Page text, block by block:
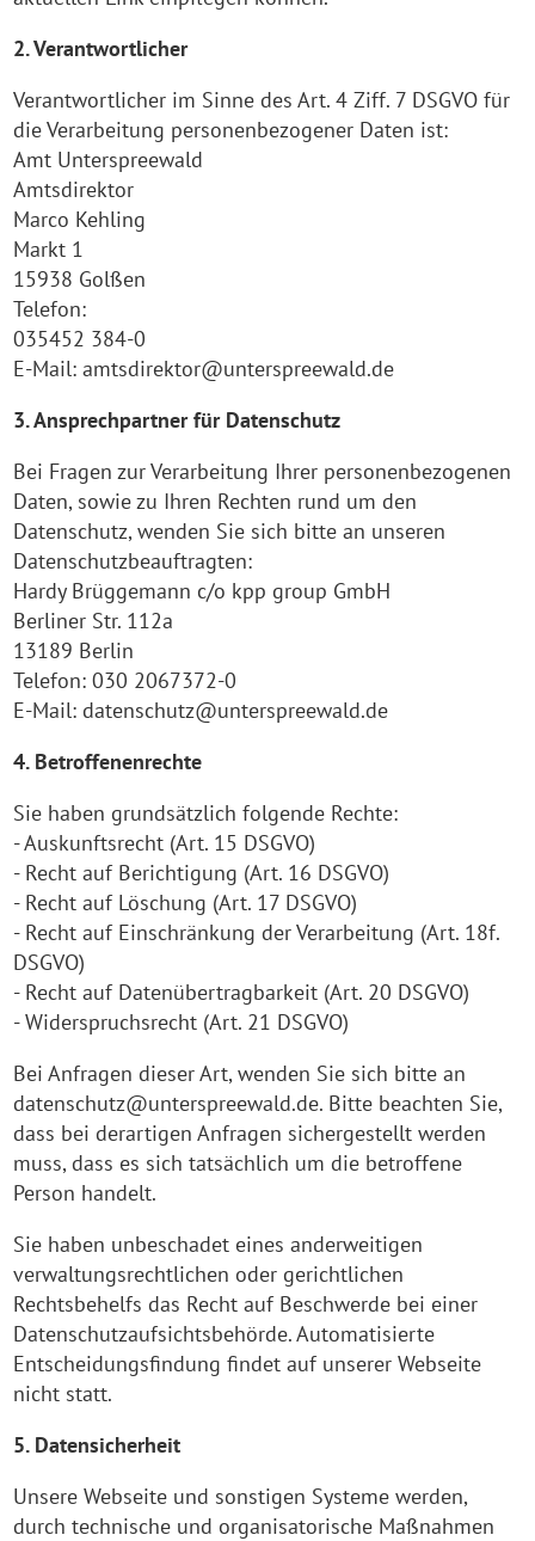
2. Verantwortlicher
Verantwortlicher im Sinne des Art. 4 Ziff. 7 DSGVO für
die Verarbeitung personenbezogener Daten ist:
Amt Unterspreewald
Amtsdirektor
Marco Kehling
Markt 1
15938 Golßen
Telefon:
035452 384-0
E-Mail: amtsdirektor@unterspreewald.de
3. Ansprechpartner für Datenschutz
Bei Fragen zur Verarbeitung Ihrer personenbezogenen
Daten, sowie zu Ihren Rechten rund um den
Datenschutz, wenden Sie sich bitte an unseren
Datenschutzbeauftragten:
Hardy Brüggemann c/o kpp group GmbH
Berliner Str. 112a
13189 Berlin
Telefon: 030 2067372-0
E-Mail: datenschutz@unterspreewald.de
4. Betroffenenrechte
Sie haben grundsätzlich folgende Rechte:
- Auskunftsrecht (Art. 15 DSGVO)
- Recht auf Berichtigung (Art. 16 DSGVO)
- Recht auf Löschung (Art. 17 DSGVO)
- Recht auf Einschränkung der Verarbeitung (Art. 18f.
DSGVO)
- Recht auf Datenübertragbarkeit (Art. 20 DSGVO)
- Widerspruchsrecht (Art. 21 DSGVO)
Bei Anfragen dieser Art, wenden Sie sich bitte an
datenschutz@unterspreewald.de. Bitte beachten Sie,
dass bei derartigen Anfragen sichergestellt werden
muss, dass es sich tatsächlich um die betroffene
Person handelt.
Sie haben unbeschadet eines anderweitigen
verwaltungsrechtlichen oder gerichtlichen
Rechtsbehelfs das Recht auf Beschwerde bei einer
Datenschutzaufsichtsbehörde. Automatisierte
Entscheidungsfindung findet auf unserer Webseite
nicht statt.
5. Datensicherheit
Unsere Webseite und sonstigen Systeme werden,
durch technische und organisatorische Maßnahmen